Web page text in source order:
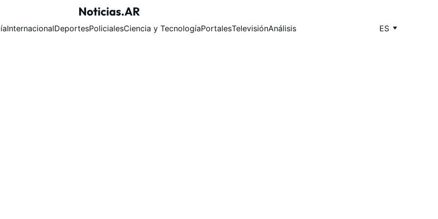
InternacionalDeportesPolicialesCiencia y TecnologíaPortalesTelevisiónAnálisis ES